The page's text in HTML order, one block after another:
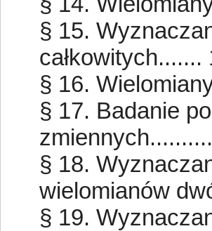
§ 15.
całkowitych.......
§ 16.
§ 17. Badanie
§ 18.
wielomianów
§ 19.